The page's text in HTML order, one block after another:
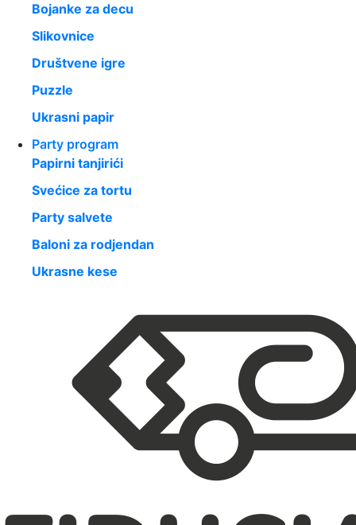
Bojanke za decu
Slikovnice
Društvene igre
Puzzle
Ukrasni papir
Party program
Papirni tanjirići
Svećice za tortu
Party salvete
Baloni za rodjendan
Ukrasne kese